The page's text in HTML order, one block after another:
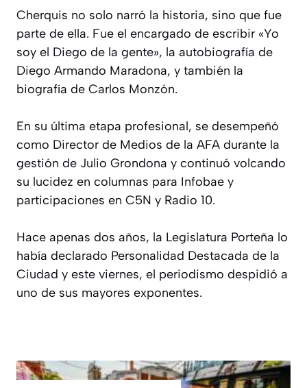
Cherquis no solo narró la historia, sino que fue
parte de ella. Fue el encargado de escribir «Yo
soy el Diego de la gente», la autobiografía de
Diego Armando Maradona, y también la
biografía de Carlos Monzón.
En su última etapa profesional, se desempeñó
como Director de Medios de la AFA durante la
gestión de Julio Grondona y continuó volcando
su lucidez en columnas para Infobae y
participaciones en C5N y Radio 10.
Hace apenas dos años, la Legislatura Porteña lo
había declarado Personalidad Destacada de la
Ciudad y este viernes, el periodismo despidió a
uno de sus mayores exponentes.